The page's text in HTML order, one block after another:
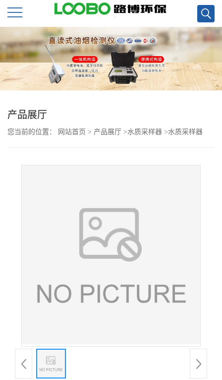
公
司
首
页
公
品
产品展厅
您当前的位置： 网站首页 > 产品展厅 >水质采样器 >水质采样器